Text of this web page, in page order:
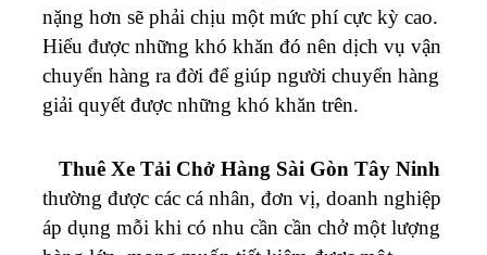
nặng hơn sẽ phải chịu một mức phí cực kỳ cao.
Hiểu được những khó khăn đó nên dịch vụ vận
chuyển hàng ra đời để giúp người chuyển hàng
giải quyết được những khó khăn trên.
Thuê Xe Tải Chở Hàng Sài Gòn Tây Ninh
thường được các cá nhân, đơn vị, doanh nghiệp
áp dụng mỗi khi có nhu cần cần chở một lượng